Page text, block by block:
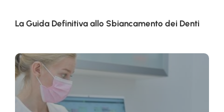
La Guida Definitiva allo Sbiancamento dei Denti